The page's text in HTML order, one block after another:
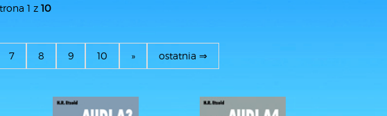
1 z10
7 8 9 10 » ostatnia ⇒